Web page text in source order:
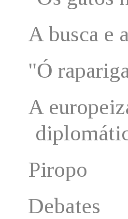
A busca e
"Ó
A
Piropo
Debates